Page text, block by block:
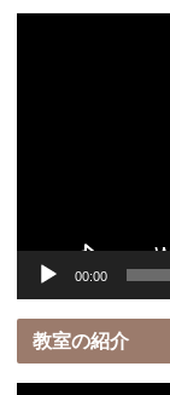
00:00
教室の紹介